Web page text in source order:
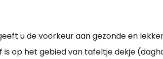
u de voorkeur aan gezonde en
op het gebied van tafeltje dekje